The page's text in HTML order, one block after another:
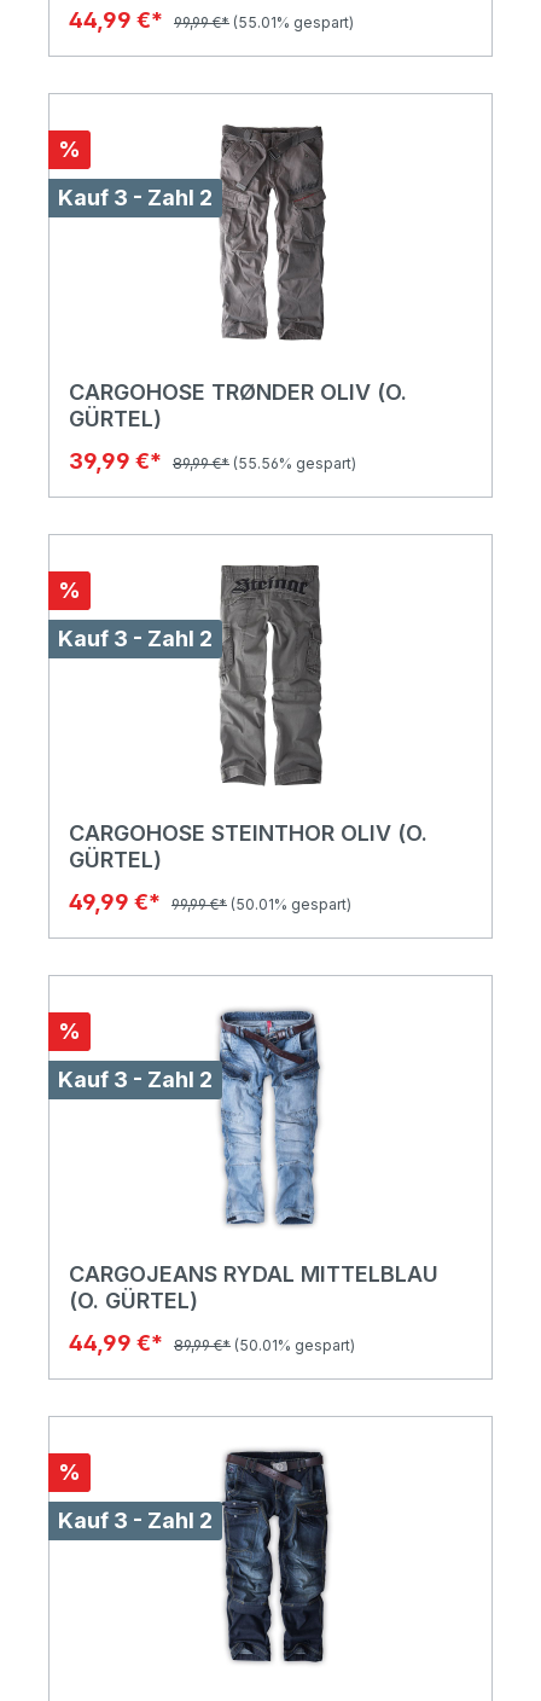
44,99 €* 99,99 €* (55.01% gespart)
%
Kauf 3 - Zahl 2
CARGOHOSE TRØNDER OLIV (O.
GÜRTEL)
39,99 €*
89,99 €* (55.56% gespart)
%
Kauf 3 - Zahl 2
CARGOHOSE STEINTHOR OLIV (O.
GÜRTEL)
49,99 €*
99,99 €* (50.01% gespart)
%
Kauf 3 - Zahl 2
CARGOJEANS RYDAL MITTELBLAU
(O. GÜRTEL)
44,99 €*
89,99 €* (50.01% gespart)
%
Kauf 3 - Zahl 2